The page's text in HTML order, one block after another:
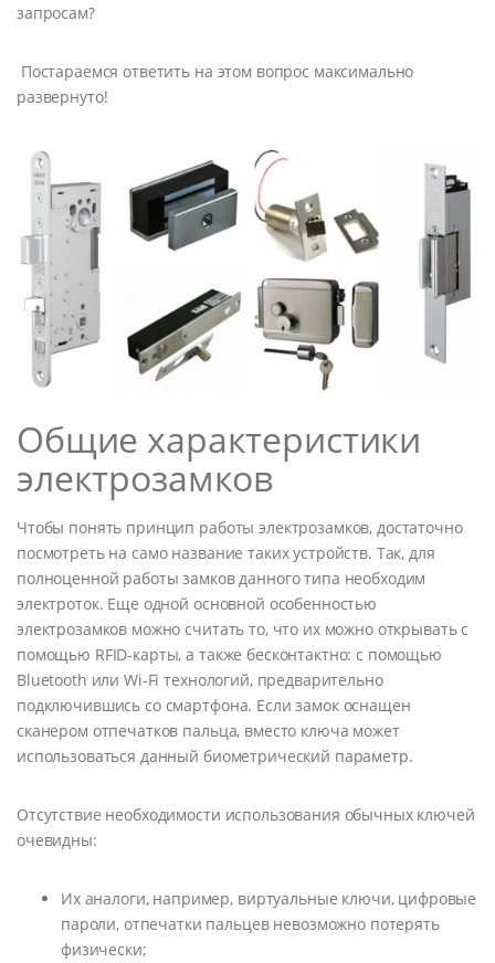
запросам?
Постараемся ответить на этом вопрос максимально
развернуто!
Общие характеристики
электрозамков
Чтобы понять принцип работы электрозамков, достаточно
посмотреть на само название таких устройств. Так, для
полноценной работы замков данного типа необходим
электроток. Еще одной основной особенностью
электрозамков можно считать то, что их можно открывать с
помощью RFID-карты, а также бесконтактно: с помощью
Bluetooth или Wi-Fi технологий, предварительно
подключившись со смартфона. Если замок оснащен
сканером отпечатков пальца, вместо ключа может
использоваться данный биометрический параметр.
Отсутствие необходимости использования обычных ключей
очевидны:
Их аналоги, например, виртуальные ключи, цифровые
пароли, отпечатки пальцев невозможно потерять
физически;